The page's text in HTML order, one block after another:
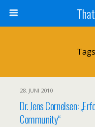
28. JUNI 2010
Dr. Jens Cornelsen:
Community“